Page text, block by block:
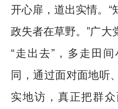
开心扉，道出实情。“
政失者在草野。”广
“走出去”，多走田
同，通过面对面地听
实地访，真正把群